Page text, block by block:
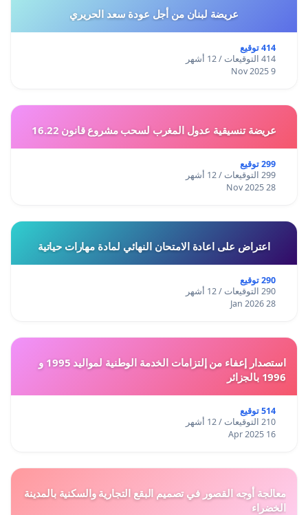
عريضة لبنان من أجل عودة سعد الحريري
414 توقيع
414 التوقيعات / 12 أشهر
9 Nov 2025
عريضة تنسيقية عدول المغرب لسحب مشروع قانون 16.22
299 توقيع
299 التوقيعات / 12 أشهر
28 Nov 2025
اعتراض على اعادة الامتحان النهائي لمادة مهارات حياتية
290 توقيع
290 التوقيعات / 12 أشهر
28 Jan 2026
استصدار إعفاء من إلتزامات الخدمة الوطنية لمواليد 1995 و
1996 بالجزائر
514 توقيع
210 التوقيعات / 12 أشهر
16 Apr 2025
معالجة أوجه القصور في تصميم البقع التجارية والسكنية بالمدينة
الخضراء